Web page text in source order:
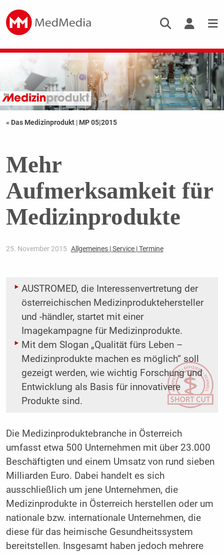
« Das Medizinprodukt | MP 05|2015
Mehr
Aufmerksamkeit für
Medizinprodukte
25. November 2015 Allgemeines | Service | Termine
AUSTROMED, die Interessenvertretung der
österreichischen Medizinproduktehersteller
und -händler, startet mit einer
Imagekampagne für Medizinprodukte.
Mit dem Slogan „Qualität fürs Leben –
Medizinprodukte machen es möglich“ soll
gezeigt werden, wie wichtig Forschung und
Entwicklung als Basis für innovativere
Produkte sind.
Die Medizinproduktebranche in Österreich
umfasst etwa 500 Unternehmen mit über 23.000
Beschäftigten und einem Umsatz von rund sieben
Milliarden Euro. Dabei handelt es sich
ausschließlich um jene Unternehmen, die
Medizinprodukte in Österreich herstellen oder um
nationale bzw. internationale Unternehmen, die
diese für das heimische Gesundheitssystem
bereitstellen. Insgesamt haben jedoch mehrere